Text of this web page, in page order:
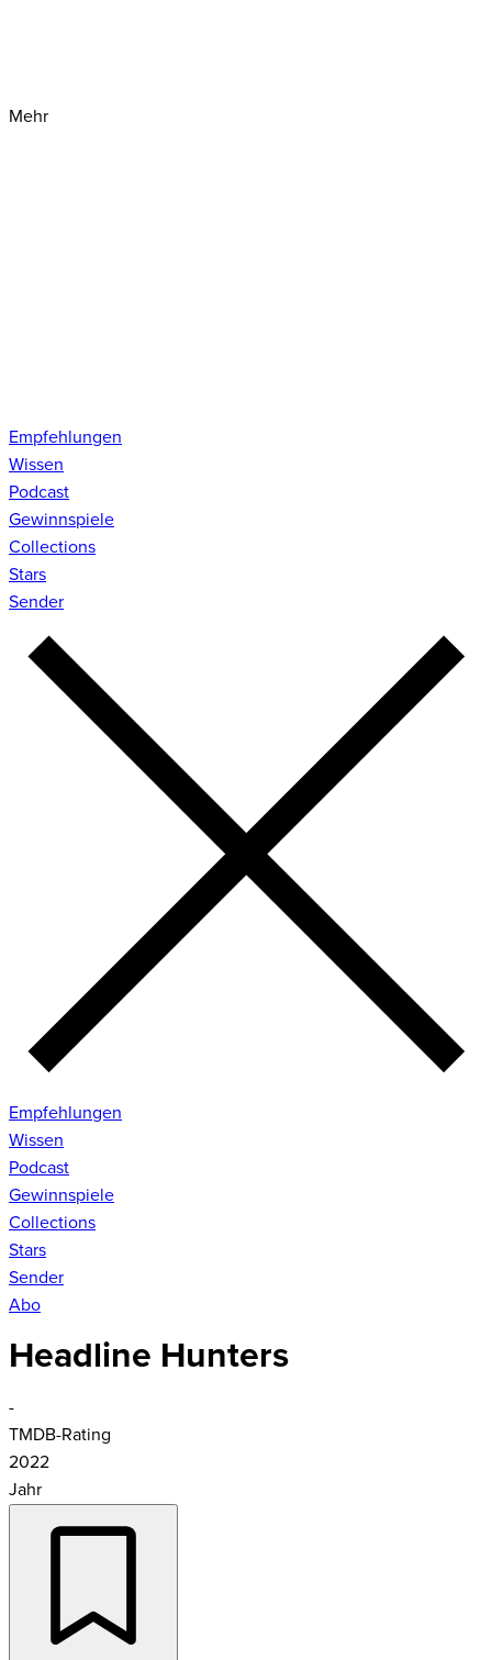
Mehr
Empfehlungen
Wissen
Podcast
Gewinnspiele
Collections
Stars
Sender
Empfehlungen
Wissen
Podcast
Gewinnspiele
Collections
Stars
Sender
Abo
Headline Hunters
-
TMDB-Rating
2022
Jahr